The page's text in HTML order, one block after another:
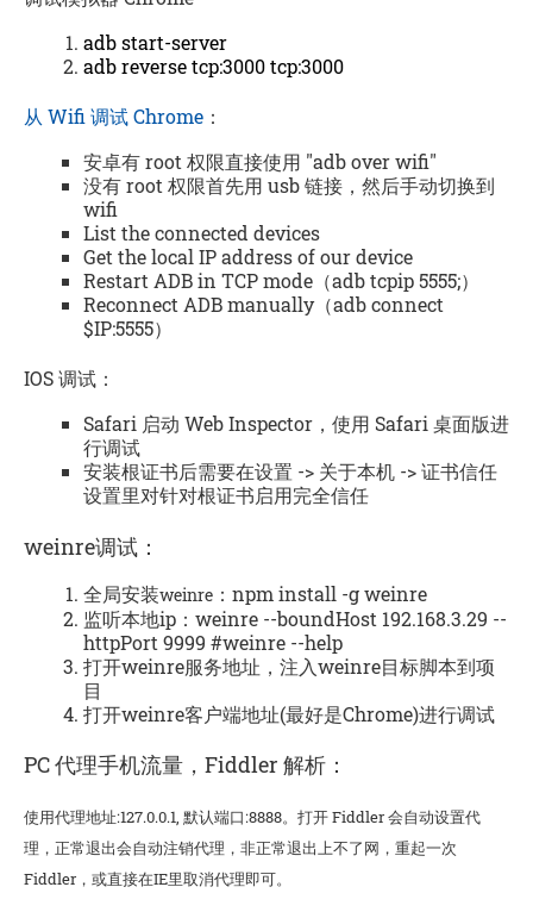
adb start-server
adb reverse tcp:3000 tcp:3000
从 Wifi 调试 Chrome ：
安卓有 root 权限直接使用 "adb over wifi"
没有 root 权限首先用 usb 链接，然后手动切换到
wifi
List the connected devices
Get the local IP address of our device
Restart ADB in TCP mode（adb tcpip 5555;）
Reconnect ADB manually（adb connect
$IP:5555）
IOS 调试：
Safari 启动 Web Inspector，使用 Safari 桌面版进
行调试
安装根证书后需要在设置 -> 关于本机 -> 证书信任
设置里对针对根证书启用完全信任
weinre调试：
全局安装weinre ：npm install -g weinre
监听本地ip：weinre --boundHost 192.168.3.29 --
httpPort 9999 #weinre --help
打开weinre服务地址，注入weinre目标脚本到项
目
打开weinre客户端地址(最好是Chrome)进行调试
PC 代理手机流量，Fiddler 解析：
使用代理地址:127.0.0.1, 默认端口:8888。打开 Fiddler 会自动设置代
理，正常退出会自动注销代理，非正常退出上不了网，重起一次
Fiddler，或直接在IE里取消代理即可。